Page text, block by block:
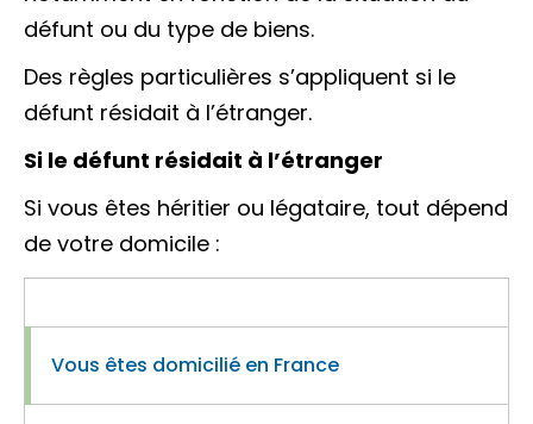
défunt ou du type de biens.
Des règles particulières s’appliquent si le
défunt résidait à l’étranger.
Si le défunt résidait à l’étranger
Si vous êtes héritier ou légataire, tout dépend
de votre domicile :
Vous êtes domicilié en France